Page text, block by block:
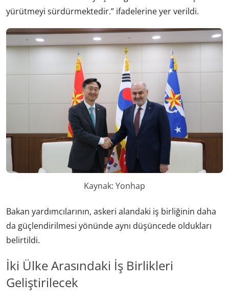
yürütmeyi sürdürmektedir.” ifadelerine yer verildi.
Kaynak: Yonhap
Bakan yardımcılarının, askeri alandaki iş birliğinin daha
da güçlendirilmesi yönünde aynı düşüncede oldukları
belirtildi.
İki Ülke Arasındaki İş Birlikleri
Geliştirilecek